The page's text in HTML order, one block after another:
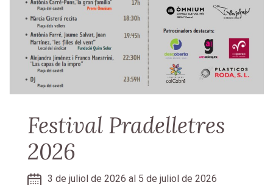
Festival Pradelletres
2026
3 de juliol de 2026 al 5 de juliol de 2026